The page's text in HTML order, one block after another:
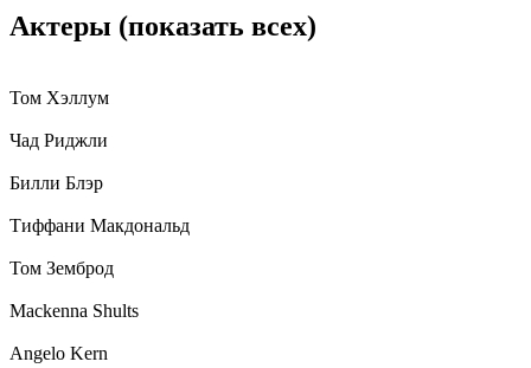
Актеры (показать всех)
Том Хэллум
Чад Риджли
Билли Блэр
Тиффани Макдональд
Том Земброд
Mackenna Shults
Angelo Kern